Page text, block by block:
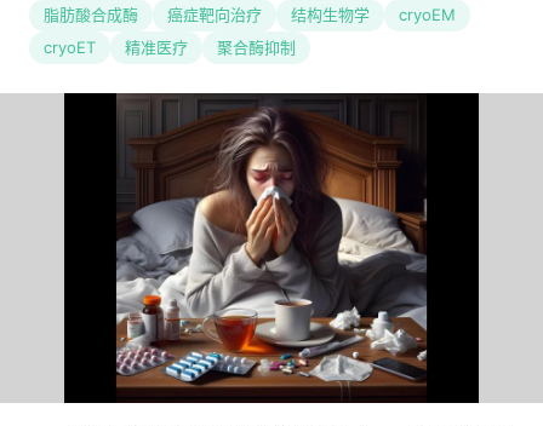
脂肪酸合成酶
癌症靶向治疗 结构生物学
cryoEM
cryoET
精准医疗 聚合酶抑制